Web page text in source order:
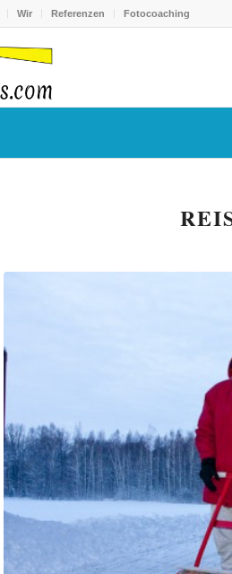
Wir Referenzen Fotocoaching